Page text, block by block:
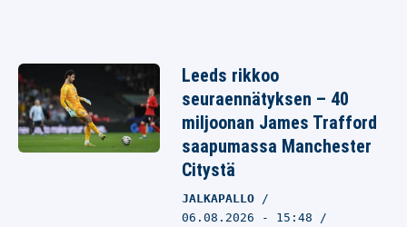
Leeds rikkoo
seuraennätyksen – 40
miljoonan James Trafford
saapumassa Manchester
Citystä
JALKAPALLO
06.08.2026 - 15:48